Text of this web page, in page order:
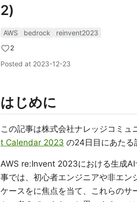
2)
AWS bedrock
reinvent2023
2
Posted at 2023-12-23
はじめに
この記事は株式会社ナレッジコミュ
t Calendar 2023 の24日目にあたる
AWS re:Invent 2023における生成
事では、初心者エンジニアや非エン
ケースをに焦点を当て、これらのサ